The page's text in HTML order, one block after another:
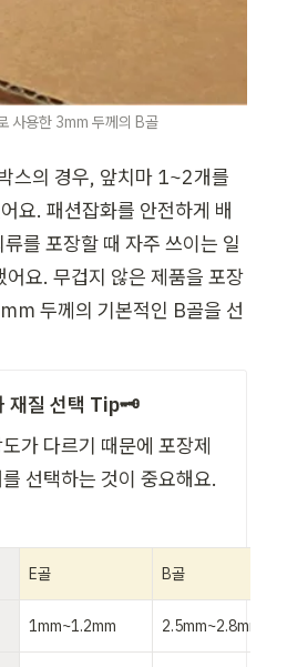
사용한 3mm 두께의 B골
스의 경우, 앞치마 1~2개를
요. 패션잡화를 안전하게 배
를 포장할 때 자주 쓰이는 일
요. 무겁지 않은 제품을 포장
두께의 기본적인 B골을 선
재질 선택 Tip🗝️
가 다르기 때문에 포장제
선택하는 것이 중요해요.
E골 B골
1mm~1.2mm 2.5mm~2.8mm